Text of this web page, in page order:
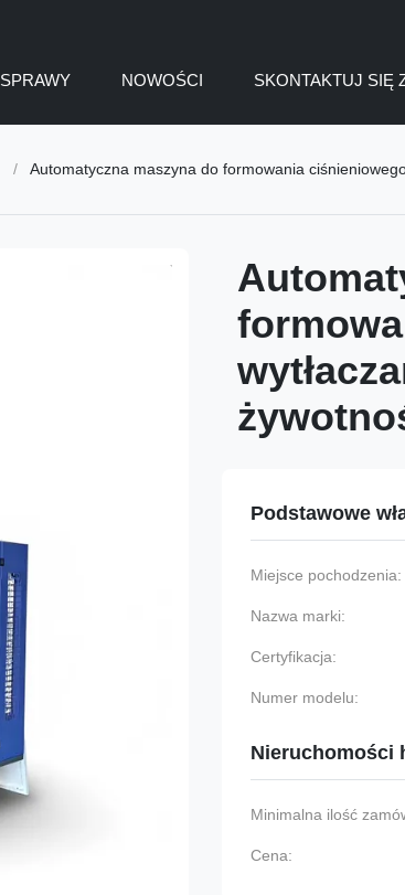
SPRAWY NOWOŚCI SKONTAKTUJ SIĘ
/ Automatyczna maszyna do formowania
Podstawowe
Miejsce pochodzenia:
Nazwa marki:
Certyfikacja:
Numer modelu:
Nieruchomości
Minimalna ilość
Cena: